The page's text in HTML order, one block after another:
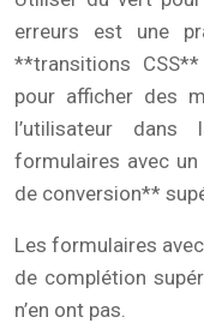
erreurs est une
**transitions
pour afficher des
l’utilisateur
formulaires avec
de conversion**
Les formulaires
de complétion
n’en ont pas.